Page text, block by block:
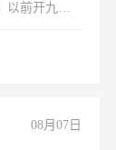
以前开九米
08月07日